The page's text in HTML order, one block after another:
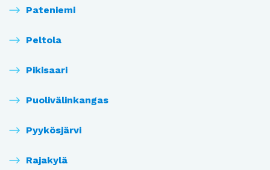
Pateniemi
Peltola
Pikisaari
Puolivälinkangas
Pyykösjärvi
Rajakylä